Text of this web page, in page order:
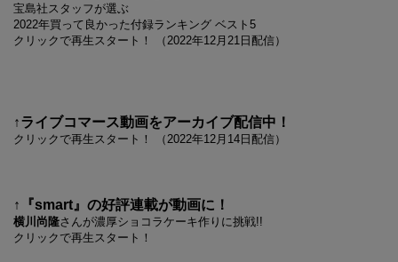
宝島社スタッフが選ぶ
2022年買って良かった付録ランキング ベスト5
クリックで再生スタート！ （2022年12月21日配信）
↑ライブコマース動画をアーカイブ配信中！
クリックで再生スタート！ （2022年12月14日配信）
↑『smart』の好評連載が動画に！
横川尚隆さんが濃厚ショコラケーキ作りに挑戦!!
クリックで再生スタート！